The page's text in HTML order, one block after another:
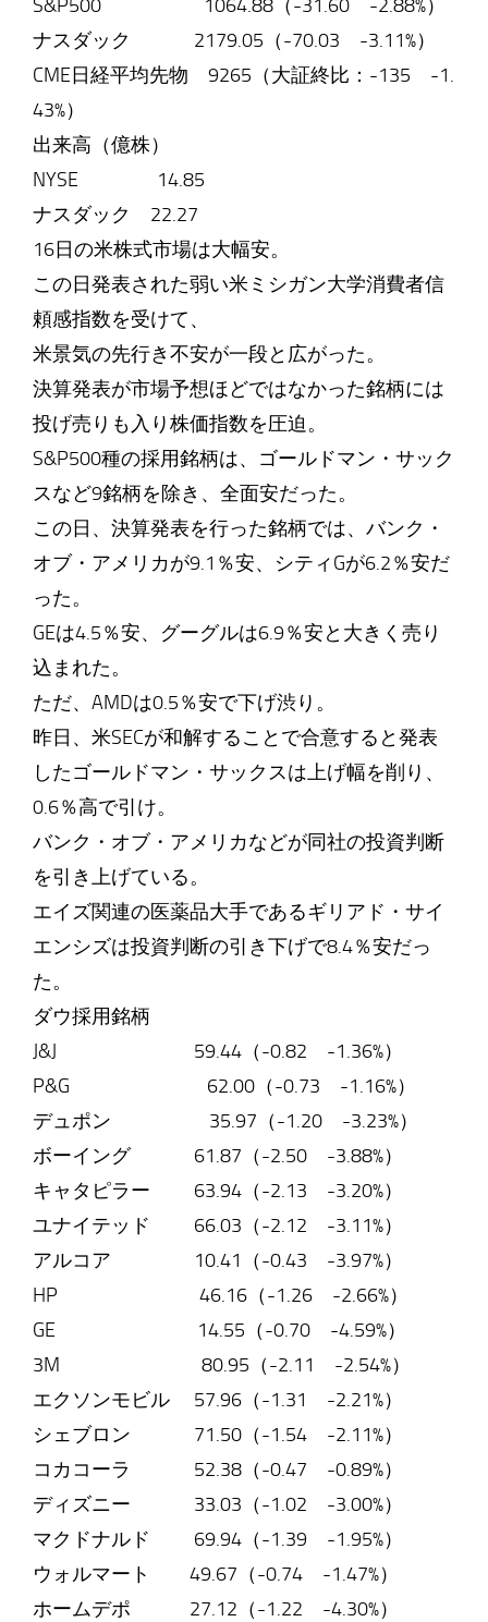
S&P500 1064.88（-31.60 -2.88%）
ナスダック 2179.05（-70.03 -3.11%）
CME日経平均先物 9265（大証終比：-135 -1.
43%）
出来高（億株）
NYSE 14.85
ナスダック 22.27
16日の米株式市場は大幅安。
この日発表された弱い米ミシガン大学消費者信
頼感指数を受けて、
米景気の先行き不安が一段と広がった。
決算発表が市場予想ほどではなかった銘柄には
投げ売りも入り株価指数を圧迫。
S&P500種の採用銘柄は、ゴールドマン・サック
スなど9銘柄を除き、全面安だった。
この日、決算発表を行った銘柄では、バンク・
オブ・アメリカが9.1％安、シティGが6.2％安だ
った。
GEは4.5％安、グーグルは6.9％安と大きく売り
込まれた。
ただ、AMDは0.5％安で下げ渋り。
昨日、米SECが和解することで合意すると発表
したゴールドマン・サックスは上げ幅を削り、
0.6％高で引け。
バンク・オブ・アメリカなどが同社の投資判断
を引き上げている。
エイズ関連の医薬品大手であるギリアド・サイ
エンシズは投資判断の引き下げで8.4％安だっ
た。
ダウ採用銘柄
J&J 59.44（-0.82 -1.36%）
P&G 62.00（-0.73 -1.16%）
デュポン 35.97（-1.20 -3.23%）
ボーイング 61.87（-2.50 -3.88%）
キャタピラー 63.94（-2.13 -3.20%）
ユナイテッド 66.03（-2.12 -3.11%）
アルコア 10.41（-0.43 -3.97%）
HP 46.16（-1.26 -2.66%）
GE 14.55（-0.70 -4.59%）
3M 80.95（-2.11 -2.54%）
エクソンモビル 57.96（-1.31 -2.21%）
シェブロン 71.50（-1.54 -2.11%）
コカコーラ 52.38（-0.47 -0.89%）
ディズニー 33.03（-1.02 -3.00%）
マクドナルド 69.94（-1.39 -1.95%）
ウォルマート 49.67（-0.74 -1.47%）
ホームデポ 27.12（-1.22 -4.30%）